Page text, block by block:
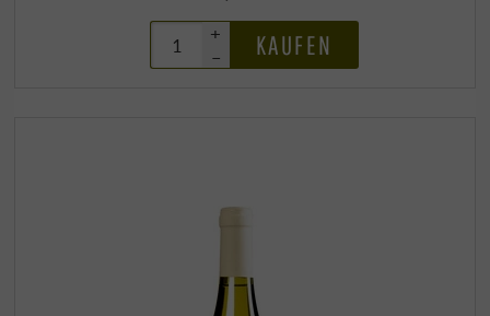
+
–
KAUFEN